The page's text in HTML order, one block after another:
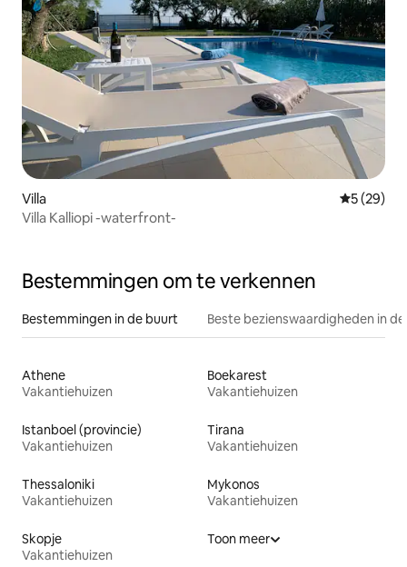
Villa
5 (29)
Villa Kalliopi -waterfront-
Bestemmingen om te verkennen
Bestemmingen in de buurt Beste bezienswaardigheden in
Athene
Vakantiehuizen
Boekarest
Vakantiehuizen
Istanboel (provincie)
Vakantiehuizen
Tirana
Vakantiehuizen
Thessaloniki
Vakantiehuizen
Mykonos
Vakantiehuizen
Skopje
Vakantiehuizen
Toon meer